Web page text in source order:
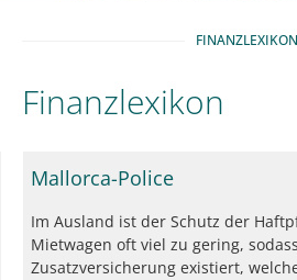
FINANZLEXIKON
Finanzlexikon
Mallorca-Police
Im Ausland ist der Schutz der
Mietwagen oft viel zu gering,
Zusatzversicherung existiert,